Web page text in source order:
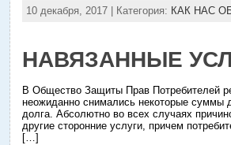
10 декабря, 2017 | Категория: КАК НАС
НАВЯЗАННЫЕ
В Общество Защиты Прав Потребителей
неожиданно снимались некоторые суммы
долга. Абсолютно во всех случаях
другие сторонние услуги, причем
[…]